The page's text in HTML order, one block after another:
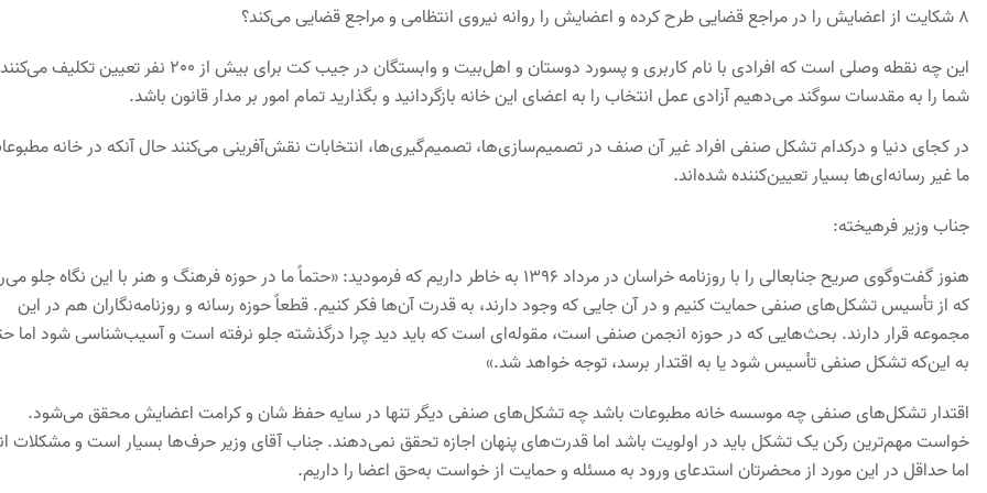
8 شکایت از اعضایش را در مراجع قضایی طرح کرده و اعضایش را روانه نیروی انتظامی و مراجع قضایی می‌کند؟
این چه نقطه وصلی است که افرادی با نام کاربری و پسورد دوستان و اهل‌بیت و وابستگان در جیب کت برای بیش از 200 نفر تعیین
شما را به مقدسات سوگند می‌دهیم آزادی عمل انتخاب را به اعضای این خانه بازگردانید و بگذارید تمام امور بر مدار قانون باشد.
در کجای دنیا و درکدام تشکل صنفی افراد غیر آن صنف در تصمیم‌سازی‌ها، تصمیم‌گیری‌ها، انتخابات نقش‌آفرینی می‌کنند حال آنکه در خانه
ما غیر رسانه‌ای‌ها بسیار تعیین‌کننده شده‌اند.
جناب وزیر فرهیخته:
هنوز گفت‌وگوی صریح جنابعالی را با روزنامه خراسان در مرداد 1396 به خاطر داریم که فرمودید: «حتماً ما در حوزه فرهنگ و هنر با این نگاه
که از تأسیس تشکل‌های صنفی حمایت کنیم و در آن جایی که وجود دارند، به قدرت آن‌ها فکر کنیم. قطعاً حوزه رسانه و روزنامه‌نگاران هم در این
مجموعه قرار دارند. بحث‌هایی که در حوزه انجمن صنفی است، مقوله‌ای است که باید دید چرا درگذشته جلو نرفته است و آسیب‌شناسی شود اما
به این‌که تشکل صنفی تأسیس شود یا به اقتدار برسد، توجه خواهد شد.»
اقتدار تشکل‌های صنفی چه موسسه خانه مطبوعات باشد چه تشکل‌های صنفی دیگر تنها در سایه حفظ شان و کرامت اعضایش محقق می‌شود.
خواست مهم‌ترین رکن یک تشکل باید در اولویت باشد اما قدرت‌های پنهان اجازه تحقق نمی‌دهند. جناب آقای وزیر حرف‌ها بسیار است و مشکلات
اما حداقل در این مورد از محضرتان استدعای ورود به مسئله و حمایت از خواست به‌حق اعضا را داریم.